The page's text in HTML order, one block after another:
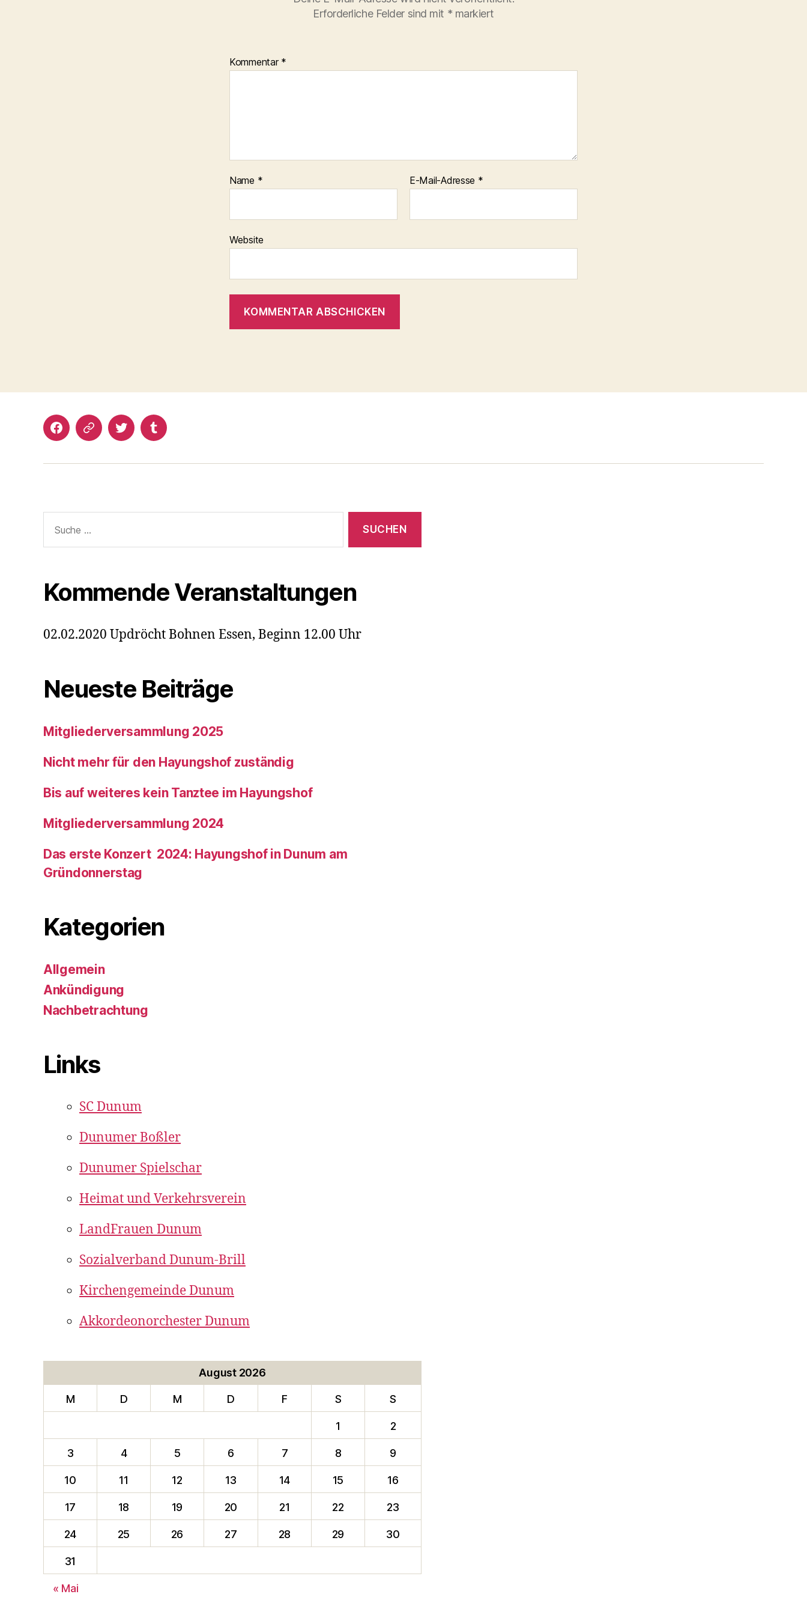
Erforderliche Felder sind mit * markiert
Kommentar *
Name * E-Mail-Adresse *
Website
FacebookGoogle+TwitterTumblr
nach:
Kommende Veranstaltungen
02.02.2020 Updröcht Bohnen Essen, Beginn 12.00 Uhr
Neueste Beiträge
Mitgliederversammlung 2025
Nicht mehr für den Hayungshof zuständig
Bis auf weiteres kein Tanztee im Hayungshof
Mitgliederversammlung 2024
Das erste Konzert 2024: Hayungshof in Dunum am
Gründonnerstag
Kategorien
Allgemein
Ankündigung
Nachbetrachtung
Links
SC Dunum
Dunumer Boßler
Dunumer Spielschar
Heimat und Verkehrsverein
LandFrauen Dunum
Sozialverband Dunum-Brill
Kirchengemeinde Dunum
Akkordeonorchester Dunum
August 2026
M D M D F S S
1 2
3 4 5 6 7 8 9
10 11 12 13 14 15 16
17 18 19 20 21 22 23
24 25 26 27 28 29 30
31
« Mai